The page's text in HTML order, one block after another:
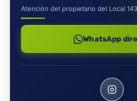
Atención del propietario del Local 143
WhatsApp